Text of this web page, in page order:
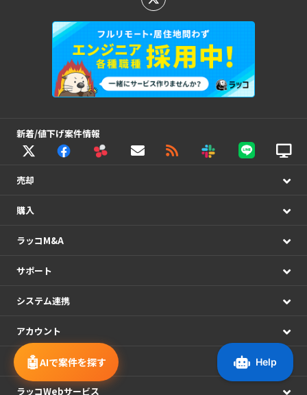
🤖AIで案件を探す
新着/値下げ案件情報
売却
購入
ラッコM&A
サポート
システム連携
アカウント
運営情報
ラッコWebサービス